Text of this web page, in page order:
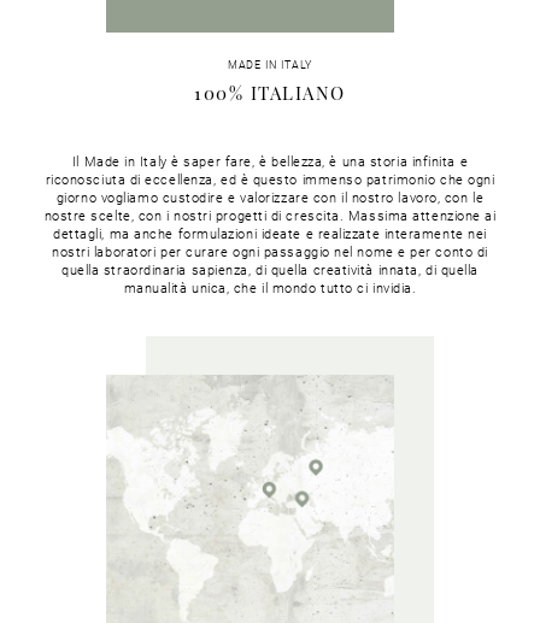
MADE IN ITALY
100% ITALIANO
Il Made in Italy è saper fare, è bellezza, è una storia infinita e
riconosciuta di eccellenza, ed è questo immenso patrimonio che ogni
giorno vogliamo custodire e valorizzare con il nostro lavoro, con le
nostre scelte, con i nostri progetti di crescita. Massima attenzione ai
dettagli, ma anche formulazioni ideate e realizzate interamente nei
nostri laboratori per curare ogni passaggio nel nome e per conto di
quella straordinaria sapienza, di quella creatività innata, di quella
manualità unica, che il mondo tutto ci invidia.